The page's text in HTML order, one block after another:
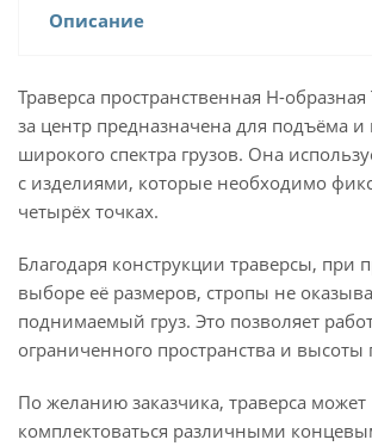
Описание
Траверса пространственная Н-
за центр предназначена для подъёма
широкого спектра грузов. Она
с изделиями, которые необходимо
четырёх точках.
Благодаря конструкции траверсы, при
выборе её размеров, стропы не
поднимаемый груз. Это позволяет
ограниченного пространства и высоты
По желанию заказчика, траверса может
комплектоваться различными